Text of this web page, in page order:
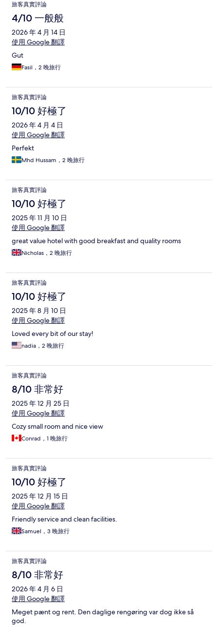
旅客真實評論
4/10 一般般
2026 年 4 月 14 日
使用 Google 翻譯
Gut
Fasil，2 晚旅行
旅客真實評論
10/10 好極了
2026 年 4 月 4 日
使用 Google 翻譯
Perfekt
Mhd Hussam，2 晚旅行
旅客真實評論
10/10 好極了
2025 年 11 月 10 日
使用 Google 翻譯
great value hotel with good breakfast and quality rooms
Nicholas，2 晚旅行
旅客真實評論
10/10 好極了
2025 年 8 月 10 日
使用 Google 翻譯
Loved every bit of our stay!
nadia，2 晚旅行
旅客真實評論
8/10 非常好
2025 年 12 月 25 日
使用 Google 翻譯
Cozy small room and nice view
Conrad，1 晚旅行
旅客真實評論
10/10 好極了
2025 年 12 月 15 日
使用 Google 翻譯
Friendly service and clean facilities.
Samuel，3 晚旅行
旅客真實評論
8/10 非常好
2026 年 4 月 6 日
使用 Google 翻譯
Meget pænt og rent. Den daglige rengøring var dog ikke så
god.